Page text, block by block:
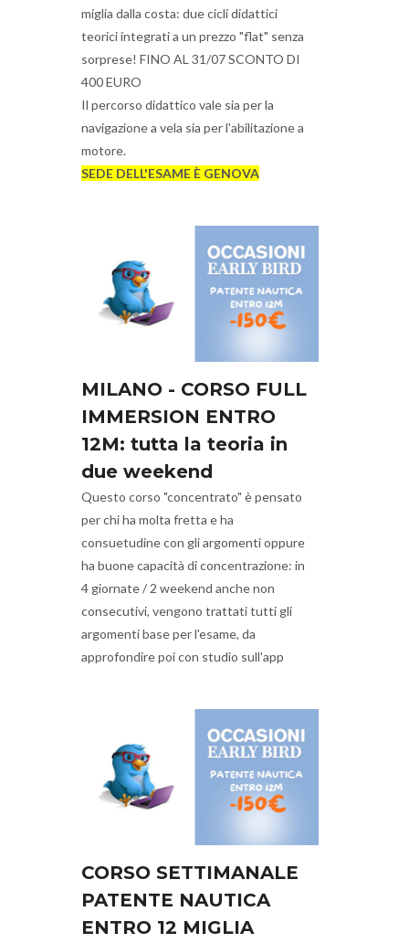
miglia dalla costa: due cicli didattici
teorici integrati a un prezzo "flat" senza
sorprese! FINO AL 31/07 SCONTO DI
400 EURO
Il percorso didattico vale sia per la
navigazione a vela sia per l'abilitazione a
motore.
SEDE DELL'ESAME È GENOVA
MILANO - CORSO FULL
IMMERSION ENTRO
12M: tutta la teoria in
due weekend
Questo corso "concentrato" è pensato
per chi ha molta fretta e ha
consuetudine con gli argomenti oppure
ha buone capacità di concentrazione: in
4 giornate / 2 weekend anche non
consecutivi, vengono trattati tutti gli
argomenti base per l'esame, da
approfondire poi con studio sull'app
CORSO SETTIMANALE
PATENTE NAUTICA
ENTRO 12 MIGLIA